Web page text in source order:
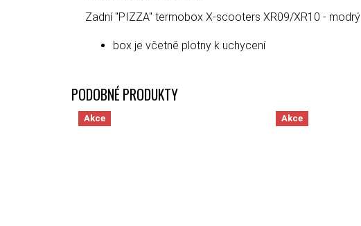
Zadní "PIZZA" termobox X-scooters XR09/XR10 - modrý
box je včetně plotny k uchycení
Akce Akce